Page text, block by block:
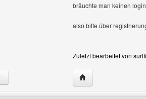
bräuchte man keinen
also bitte über
Zuletzt bearbeitet von
Website dieses